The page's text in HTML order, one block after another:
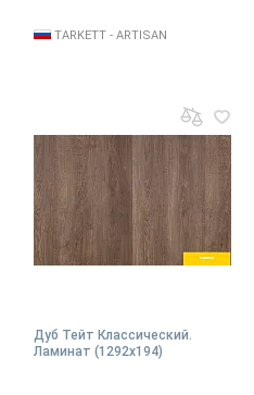
TARKETT - ARTISAN
Дуб Тейт Классический.
Ламинат (1292х194)